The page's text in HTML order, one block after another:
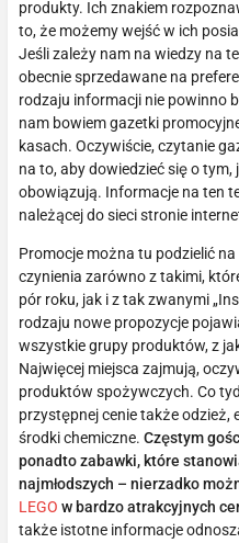
produkty. Ich znakiem
to, że możemy wejść w ich
Jeśli zależy nam na wiedzy na
obecnie sprzedawane na
rodzaju informacji nie powinno
nam bowiem gazetki
kasach. Oczywiście, czytanie
na to, aby dowiedzieć się o
obowiązują. Informacje na ten
należącej do sieci stronie
Promocje można tu podzielić
czynienia zarówno z takimi,
pór roku, jak i z tak zwanymi
rodzaju nowe propozycje
wszystkie grupy produktów, z
Najwięcej miejsca zajmują,
produktów spożywczych. Co
przystępnej cenie także
środki chemiczne. Częstym
ponadto zabawki, które
najmłodszych – nierzadko
LEGO w bardzo atrakcyjnych
także istotne informacje